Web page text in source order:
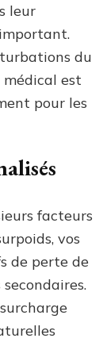
leur
du
est
pour les
facteurs
vos
de perte de